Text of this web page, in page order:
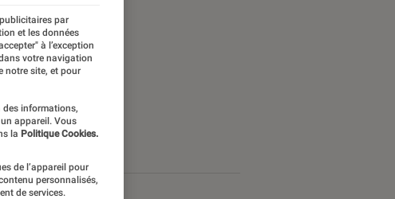
par
et les données
à l’exception
votre navigation
notre site, et pour
informations,
appareil. Vous
la Politique Cookies.
de l’appareil pour
personnalisés,
de services.